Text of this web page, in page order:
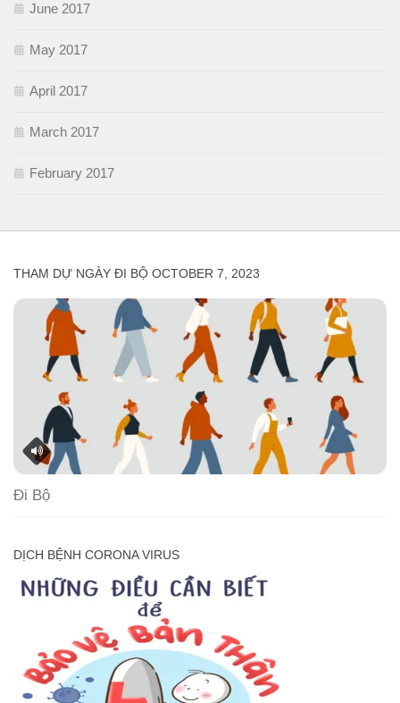
June 2017
May 2017
April 2017
March 2017
February 2017
THAM DỰ NGÀY ĐI BỘ OCTOBER 7, 2023
Đi Bộ
DỊCH BỆNH CORONA VIRUS